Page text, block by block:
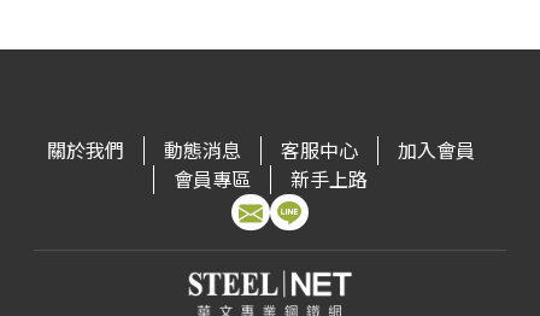
關於我們 動態消息 客服中心
加入會員
會員專區
新手上路